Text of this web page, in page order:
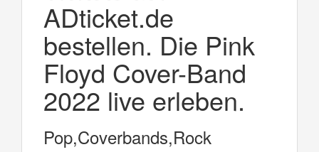
ADticket.de
bestellen. Die Pink
Floyd Cover-Band
2022 live erleben.
Pop,Coverbands,Rock